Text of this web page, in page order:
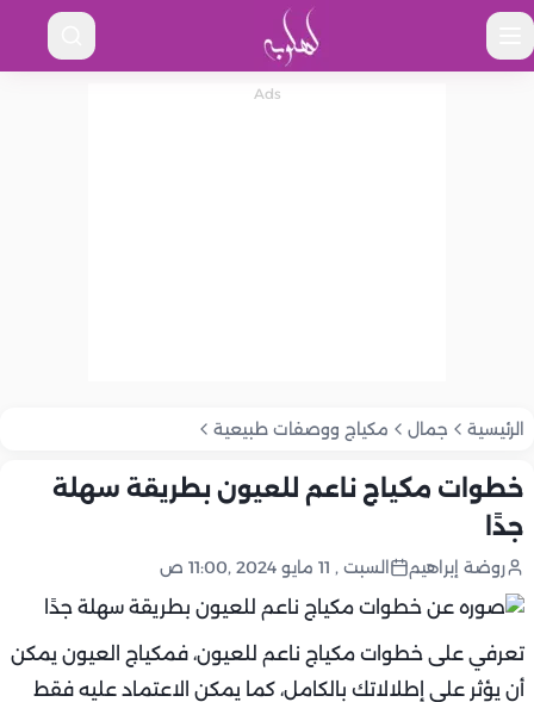
الرئيسية جمال مكياج ووصفات طبيعية
خطوات مكياج ناعم للعيون بطريقة سهلة
جدًا
روضة إبراهيم السبت , 11 مايو 2024 ,11:00 ص
تعرفي على خطوات مكياج ناعم للعيون، فمكياج العيون يمكن
أن يؤثر على إطلالاتك بالكامل، كما يمكن الاعتماد عليه فقط